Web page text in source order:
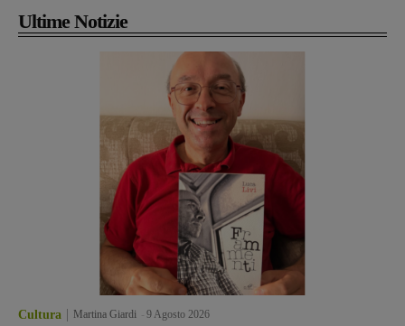
Ultime Notizie
Cultura Martina Giardi 9 Agosto 2026